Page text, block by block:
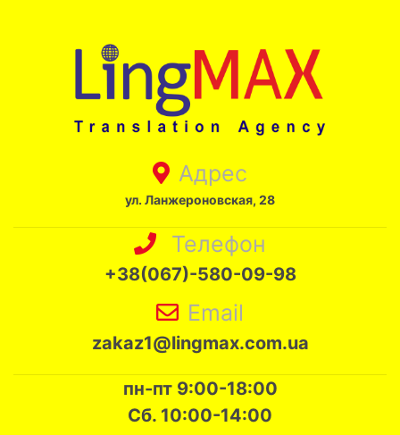
Адрес
ул. Ланжероновская, 28
Телефон
+38(067)-580-09-98
Email
zakaz1@lingmax.com.ua
пн-пт 9:00-18:00
Сб. 10:00-14:00